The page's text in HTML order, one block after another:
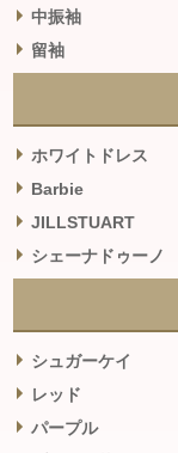
中振袖
留袖
ホワイトドレス
Barbie
JILLSTUART
シェーナドゥーノ
シュガーケイ
レッド
パープル